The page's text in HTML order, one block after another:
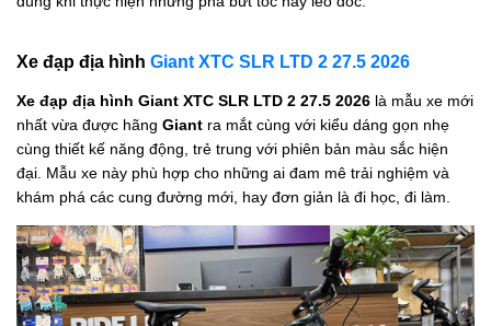
Xe đạp địa hình Giant XTC SLR LTD 2 27.5 2026
Xe đạp địa hình Giant XTC SLR LTD 2 27.5 2026 là mẫu xe mới
nhất vừa được hãng Giant ra mắt cùng với kiểu dáng gọn nhẹ
cùng thiết kế năng động, trẻ trung với phiên bản màu sắc hiện
đại. Mẫu xe này phù hợp cho những ai đam mê trải nghiệm và
khám phá các cung đường mới, hay đơn giản là đi học, đi làm.